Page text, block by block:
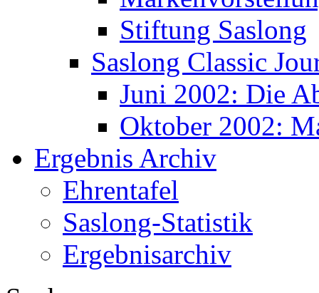
Stiftung Saslong
Saslong Classic
Juni 2002: Die
Oktober 2002:
Ergebnis Archiv
Ehrentafel
Saslong-Statistik
Ergebnisarchiv